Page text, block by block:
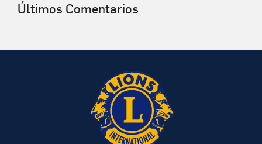
Últimos Comentarios